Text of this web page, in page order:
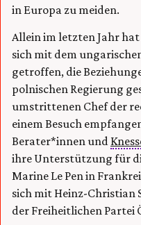
in Europa zu meiden.
Allein im letzten Jahr
sich mit dem
getroffen, die
polnischen Regierung
umstrittenen Chef der
einem Besuch
Berater*innen und
ihre Unterstützung für
Marine Le Pen in
sich mit Heinz-Christian
der Freiheitlichen Partei